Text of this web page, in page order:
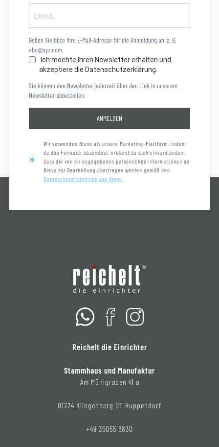
Geben Sie bitte Ihre E-Mail-Adresse für die Anmeldung an, z. B.
abc@xyz.com.
Ich möchte Ihren Newsletter erhalten und
akzeptiere die Datenschutzerklärung.
Sie können den Newsletter jederzeit über den Link in unserem
Newsletter abbestellen.
ANMELDEN
Wir verwenden Brevo als unsere Marketing-Plattform. Indem
du das Formular absendest, erklärst du dich einverstanden,
dass die von dir angegebenen persönlichen Informationen an
Brevo zur Bearbeitung übertragen werden gemäß den
Datenschutzrichtlinien von Brevo.
Reichelt die Einrichter
Stammhaus und Manufaktur
Am Mühlgraben 41 a
01774 Klingenberg OT Ruppendorf
+49 35055 6830